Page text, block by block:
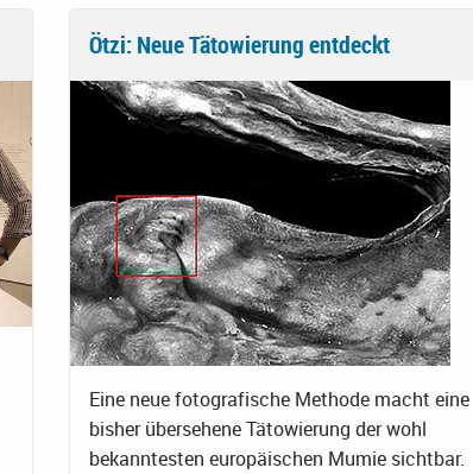
Ötzi: Neue Tätowierung entdeckt
Eine neue fotografische Methode macht eine
bisher übersehene Tätowierung der wohl
bekanntesten europäischen Mumie sichtbar.